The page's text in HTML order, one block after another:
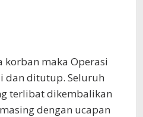
korban maka Operasi
dan ditutup. Seluruh
terlibat dikembalikan
dengan ucapan